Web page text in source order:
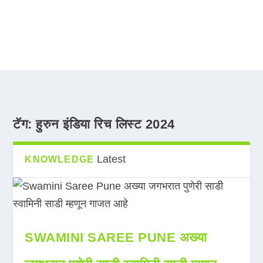
टॅग:हुरुन इंडिया रिच लिस्ट 2024
KNOWLEDGE Latest
SWAMINI SAREE PUNE अख्या